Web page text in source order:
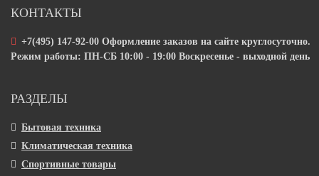
КОНТАКТЫ
+7(495) 147-92-00 Оформление заказов на сайте круглосуточно.
Режим работы: ПН-СБ 10:00 - 19:00 Воскресенье - выходной день
РАЗДЕЛЫ
Бытовая техника
Климатическая техника
Спортивные товары